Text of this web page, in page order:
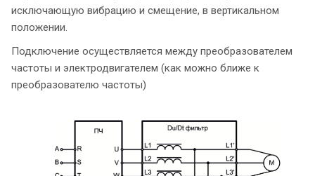
исключающую вибрацию и смещение, в вертикальном
положении.
Подключение осуществляется между преобразователем
частоты и электродвигателем (как можно ближе к
преобразователю частоты)